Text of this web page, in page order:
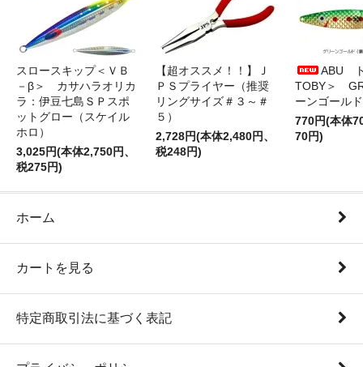
スロースキップ＜ＶＢ
－β＞ カサハラオリカ
ラ：伊豆七島ＳＰスポ
ットグロー（スケイル
ホロ）
3,025円(本体2,750円、
税275円)
【超オススメ！！】Ｊ
ＰＳプライヤー（推奨
リングサイズ＃３～＃
５）
2,728円(本体2,480円、
税248円)
ABU
TOBY＞
ーンゴールド
770円(本体
70円)
ホーム
カートを見る
特定商取引法に基づく表記